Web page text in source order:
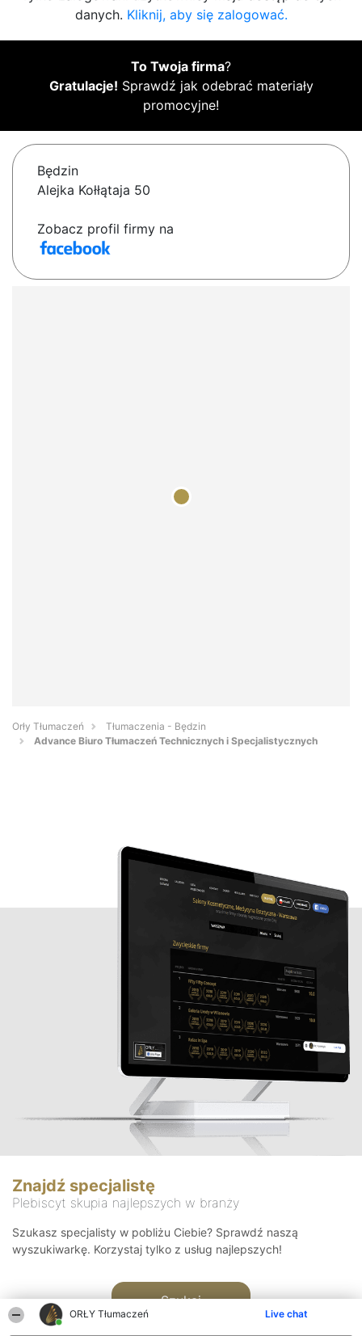
ORŁY Tłumaczeń Live chat
danych. Kliknij, aby się zalogować.
To Twoja firma?
Gratulacje! Sprawdź jak odebrać materiały
promocyjne!
Będzin
Alejka Kołłątaja 50
Zobacz profil firmy na
Orły Tłumaczeń
Tłumaczenia - Będzin
Advance Biuro Tłumaczeń Technicznych i Specjalistycznych
Znajdź specjalistę
Plebiscyt skupia najlepszych w branży
Szukasz specjalisty w pobliżu Ciebie? Sprawdź naszą
wyszukiwarkę. Korzystaj tylko z usług najlepszych!
Szukaj